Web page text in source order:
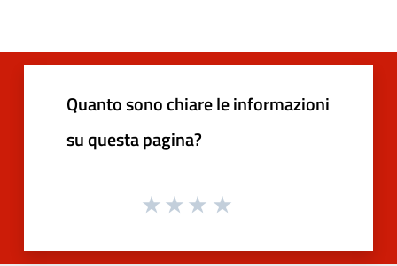
Quanto sono chiare le informazioni
su questa pagina?